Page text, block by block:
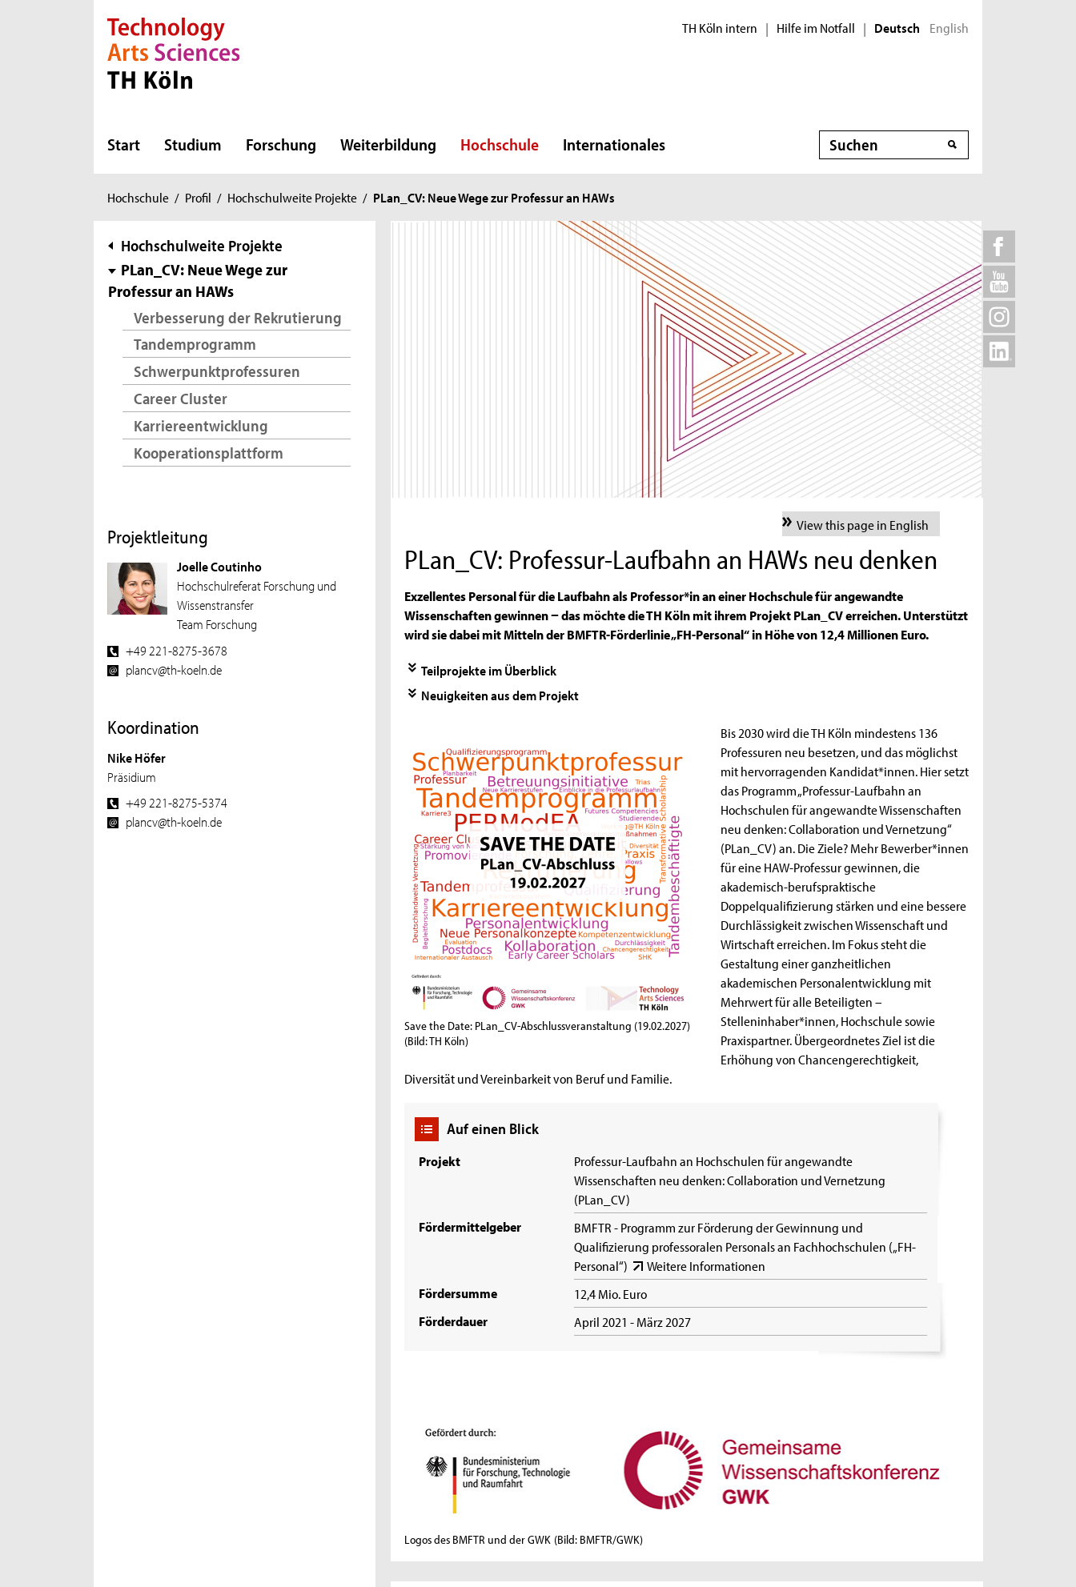
Direkt zur Hauptnavigation
Direkt zur Subnavigation
Direkt zum Inhalt
Direkt zum Fußbereich TH Köln intern | Hilfe im Notfall | Deutsch English
Start Studium Forschung Weiterbildung Hochschule Internationales Suche
Sie
hier:
Hochschule / Profil / Hochschulweite Projekte / PLan_CV: Neue Wege zur Professur an HAWs
Subnavigation
Hochschulweite Projekte
PLan_CV: Neue Wege zur
Professur an HAWs
Verbesserung der Rekrutierung
Tandemprogramm
Schwerpunktprofessuren
Career Cluster
Karriereentwicklung
Kooperationsplattform
Projektleitung
Joelle Coutinho
Hochschulreferat Forschung und
Wissenstransfer
Team Forschung
+49 221-8275-3678
plancv@th-koeln.de
Koordination
Nike Höfer
Präsidium
+49 221-8275-5374
plancv@th-koeln.de
View this page in English
PLan_CV: Professur-Laufbahn an HAWs neu denken
Exzellentes Personal für die Laufbahn als Professor*in an einer Hochschule für angewandte
Wissenschaften gewinnen − das möchte die TH Köln mit ihrem Projekt PLan_CV erreichen. Unterstützt
wird sie dabei mit Mitteln der BMFTR-Förderlinie „FH-Personal“ in Höhe von 12,4 Millionen Euro.
Teilprojekte im Überblick
Neuigkeiten aus dem Projekt
Save the Date: PLan_CV-Abschlussveranstaltung (19.02.2027)
(Bild: TH Köln)
Bis 2030 wird die TH Köln mindestens 136
Professuren neu besetzen, und das möglichst
mit hervorragenden Kandidat*innen. Hier setzt
das Programm „Professur-Laufbahn an
Hochschulen für angewandte Wissenschaften
neu denken: Collaboration und Vernetzung“
(PLan_CV) an. Die Ziele? Mehr Bewerber*innen
für eine HAW-Professur gewinnen, die
akademisch-berufspraktische
Doppelqualifizierung stärken und eine bessere
Durchlässigkeit zwischen Wissenschaft und
Wirtschaft erreichen. Im Fokus steht die
Gestaltung einer ganzheitlichen
akademischen Personalentwicklung mit
Mehrwert für alle Beteiligten –
Stelleninhaber*innen, Hochschule sowie
Praxispartner. Übergeordnetes Ziel ist die
Erhöhung von Chancengerechtigkeit,
Diversität und Vereinbarkeit von Beruf und Familie.
Auf einen Blick
Projekt
Professur-Laufbahn an Hochschulen für angewandte
Wissenschaften neu denken: Collaboration und Vernetzung
(PLan_CV)
Fördermittelgeber
BMFTR - Programm zur Förderung der Gewinnung und
Qualifizierung professoralen Personals an Fachhochschulen („FH-
Personal“)
Weitere Informationen
Fördersumme
12,4 Mio. Euro
Förderdauer
April 2021 - März 2027
Logos des BMFTR und der GWK (Bild: BMFTR/GWK)